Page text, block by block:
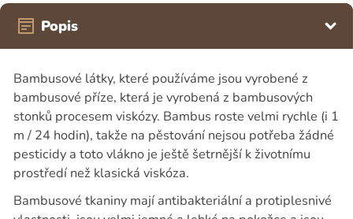
Popis
Bambusové látky, které používáme jsou vyrobené z
bambusové příze, která je vyrobená z bambusových
stonků procesem viskózy. Bambus roste velmi rychle (i 1
m / 24 hodin), takže na pěstování nejsou potřeba žádné
pesticidy a toto vlákno je ještě šetrnější k životnímu
prostředí než klasická viskóza.
Bambusové tkaniny mají antibakteriální a protiplesnivé